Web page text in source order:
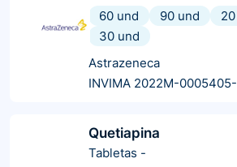
60 und
90 und
30 und
Astrazeneca
INVIMA 2022M-
Quetiapina
Tabletas -